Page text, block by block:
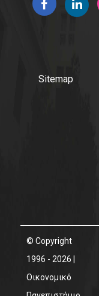
Sitemap
© Copyright
1996 - 2026 |
Οικονομικό